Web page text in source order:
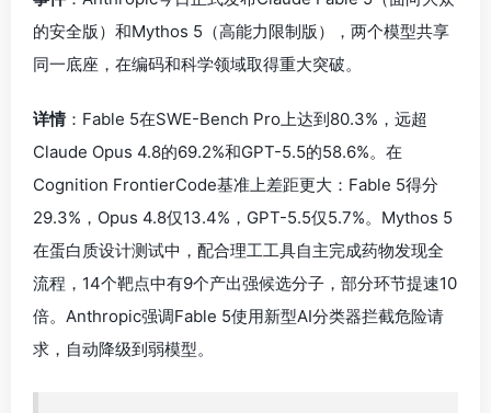
的安全版）和Mythos 5（高能力限制版），两个模型共享
同一底座，在编码和科学领域取得重大突破。
详情 ：Fable 5在SWE-Bench Pro上达到80.3%，远超
Claude Opus 4.8的69.2%和GPT-5.5的58.6%。在
Cognition FrontierCode基准上差距更大：Fable 5得分
29.3%，Opus 4.8仅13.4%，GPT-5.5仅5.7%。Mythos 5
在蛋白质设计测试中，配合理工工具自主完成药物发现全
流程，14个靶点中有9个产出强候选分子，部分环节提速10
倍。Anthropic强调Fable 5使用新型AI分类器拦截危险请
求，自动降级到弱模型。